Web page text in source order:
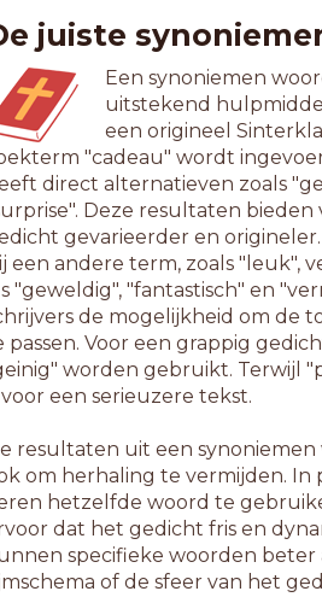
juiste
Een synoniemen
uitstekend
een origineel
"cadeau" wordt
direct alternatieven zoals
Deze resultaten bieden
gevarieerder en origineler.
een andere term, zoals "leuk",
"geweldig", "fantastisch" en
de mogelijkheid om de
passen. Voor een grappig
worden gebruikt. Terwijl
voor een serieuzere tekst.
resultaten uit een
om herhaling te vermijden. In
hetzelfde woord te
dat het gedicht fris en
specifieke woorden beter
of de sfeer van het